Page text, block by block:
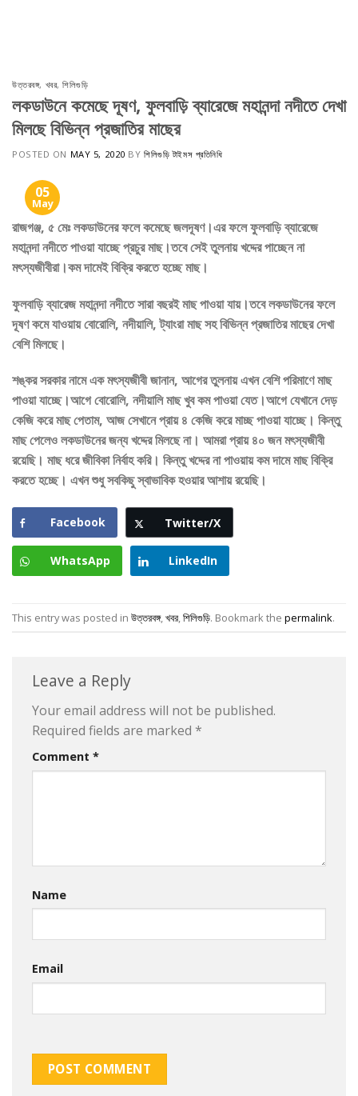
উত্তরবঙ্গ, খবর,শিলিগুড়ি
লকডাউনে কমেছে দূষণ, ফুলবাড়ি ব্যারেজে মহানন্দা নদীতে দেখা
মিলছে বিভিন্ন প্রজাতির মাছের
POSTED ON MAY 5, 2020 BYশিলিগুড়ি টাইমস প্রতিনিধি
05
May
রাজগঞ্জ, ৫ মেঃ লকডাউনের ফলে কমেছে জলদূষণ।এর ফলে ফুলবাড়ি ব্যারেজে
মহানন্দা নদীতে পাওয়া যাচ্ছে প্রচুর মাছ।তবে সেই তুলনায় খদ্দের পাচ্ছেন না
মৎস্যজীবীরা।কম দামেই বিক্রি করতে হচ্ছে মাছ।
ফুলবাড়ি ব্যারেজ মহানন্দা নদীতে সারা বছরই মাছ পাওয়া যায়।তবে লকডাউনের ফলে
দূষণ কমে যাওয়ায় বোরোলি, নদীয়ালি, ট্যাংরা মাছ সহ বিভিন্ন প্রজাতির মাছের দেখা
বেশি মিলছে।
শঙ্কর সরকার নামে এক মৎস্যজীবী জানান, আগের তুলনায় এখন বেশি পরিমাণে মাছ
পাওয়া যাচ্ছে।আগে বোরোলি, নদীয়ালি মাছ খুব কম পাওয়া যেত।আগে যেখানে দেড়
কেজি করে মাছ পেতাম, আজ সেখানে প্রায় ৪ কেজি করে মাচ্ছ পাওয়া যাচ্ছে। কিন্তু
মাছ পেলেও লকডাউনের জন্য খদ্দের মিলছে না। আমরা প্রায় ৪০ জন মৎস্যজীবী
রয়েছি। মাছ ধরে জীবিকা নির্বাহ করি। কিন্তু খদ্দের না পাওয়ায় কম দামে মাছ বিক্রি
করতে হচ্ছে। এখন শুধু সবকিছু স্বাভাবিক হওয়ার আশায় রয়েছি।
Facebook Twitter/X
WhatsApp LinkedIn
This entry was posted in উত্তরবঙ্গ, খবর শিলিগুড়ি. Bookmark the permalink.
Leave a Reply
Your email address will not be published.
Required fields are marked *
Comment *
Name
Email